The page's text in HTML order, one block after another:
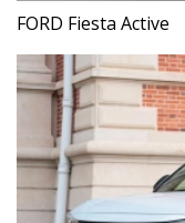
FORD Fiesta Active